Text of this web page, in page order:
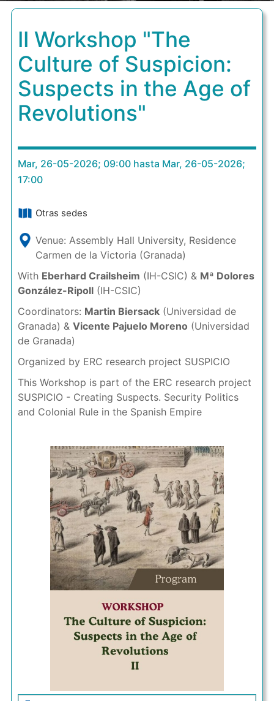
II Workshop "The
Culture of Suspicion:
Suspects in the Age of
Revolutions"
Mar, 26-05-2026; 09:00 hasta Mar, 26-05-2026;
17:00
Otras sedes
Venue: Assembly Hall University, Residence
Carmen de la Victoria (Granada)
With Eberhard Crailsheim (IH-CSIC) & Mª Dolores
González-Ripoll(IH-CSIC)
Coordinators: Martin Biersack(Universidad de
Granada) & Vicente Pajuelo Moreno (Universidad
de Granada)
Organized by ERC research project SUSPICIO
This Workshop is part of the ERC research project
SUSPICIO - Creating Suspects. Security Politics
and Colonial Rule in the Spanish Empire